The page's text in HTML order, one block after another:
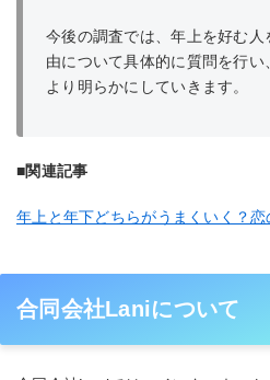
今後の調査では、年上を好む
由について具体的に質問を行
より明らかにしていきます。
■関連記事
年上と年下どちらがうまくいく？恋
合同会社Laniについて